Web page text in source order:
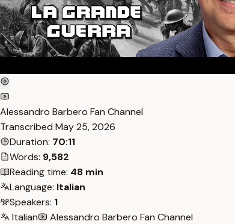
Alessandro Barbero Fan Channel
Transcribed May 25, 2026
Duration: 70:11
Words: 9,582
Reading time: 48 min
Language: Italian
Speakers: 1
Italian
Alessandro Barbero Fan Channel